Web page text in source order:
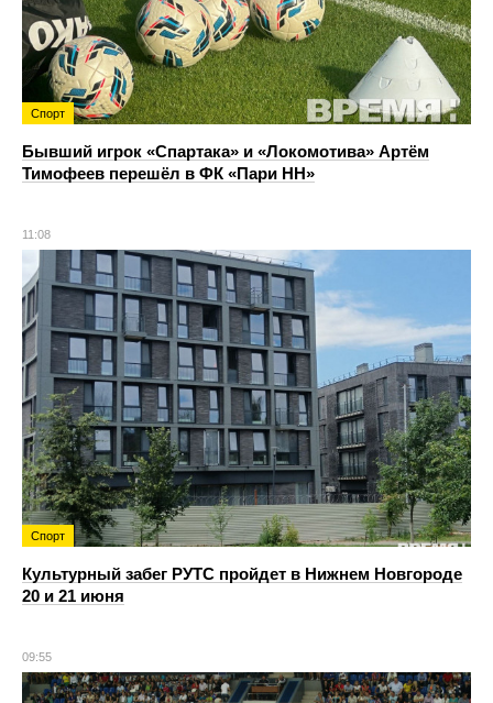
Спорт
Бывший игрок «Спартака» и «Локомотива» Артём
Тимофеев перешёл в ФК «Пари НН»
11:08
Спорт
Культурный забег РУТС пройдет в Нижнем Новгороде
20 и 21 июня
09:55